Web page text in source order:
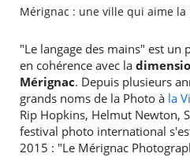
Mérignac : une ville qui aime
"Le langage des mains" est
en cohérence avec la
Mérignac. Depuis plusieurs
grands noms de la Photo à la
Rip Hopkins, Helmut Newton,
festival photo international
2015 : "Le Mérignac